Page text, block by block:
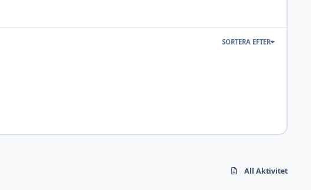
SORTERA EFTER
All Aktivitet